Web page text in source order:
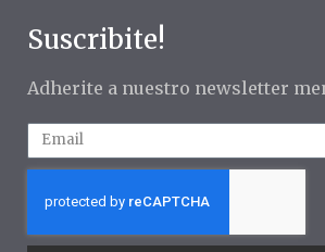
Suscribite!
Adherite a nuestro newsletter